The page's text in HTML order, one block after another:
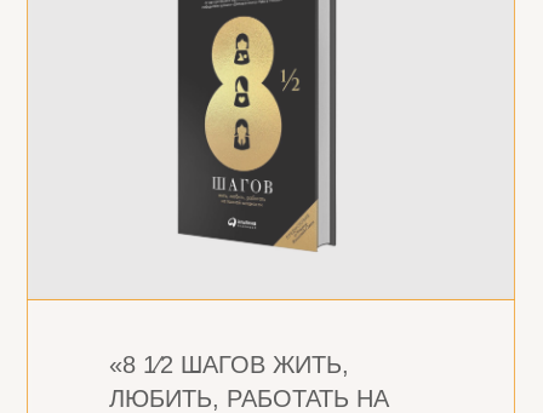
«8 1⁄2 ШАГОВ ЖИТЬ,
ЛЮБИТЬ, РАБОТАТЬ НА